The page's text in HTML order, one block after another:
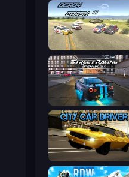
Derby Crash 3
City Car Driver